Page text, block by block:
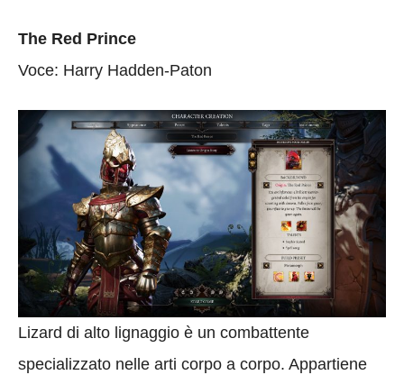
The Red Prince
Voce: Harry Hadden-Paton
Lizard di alto lignaggio è un combattente
specializzato nelle arti corpo a corpo. Appartiene